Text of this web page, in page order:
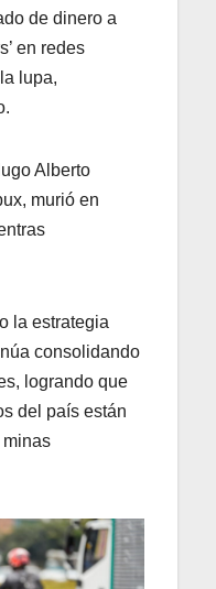
de dinero a
en redes
lupa,
Alberto
murió en
la estrategia
consolidando
logrando que
del país están
minas